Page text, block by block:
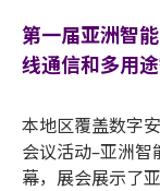
第一届亚洲智
线通信和多用
本地区覆盖数字
会议活动–亚洲
幕，展会展示了